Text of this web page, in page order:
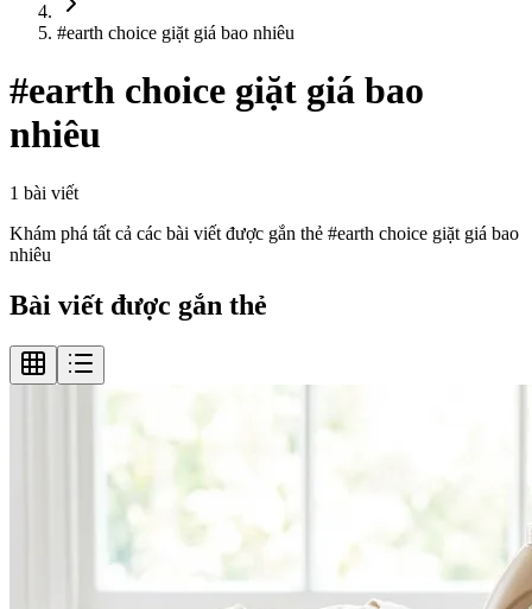
#earth choice giặt giá bao nhiêu
#earth choice giặt giá bao
nhiêu
1 bài viết
Khám phá tất cả các bài viết được gắn thẻ #earth choice giặt giá bao
nhiêu
Bài viết được gắn thẻ